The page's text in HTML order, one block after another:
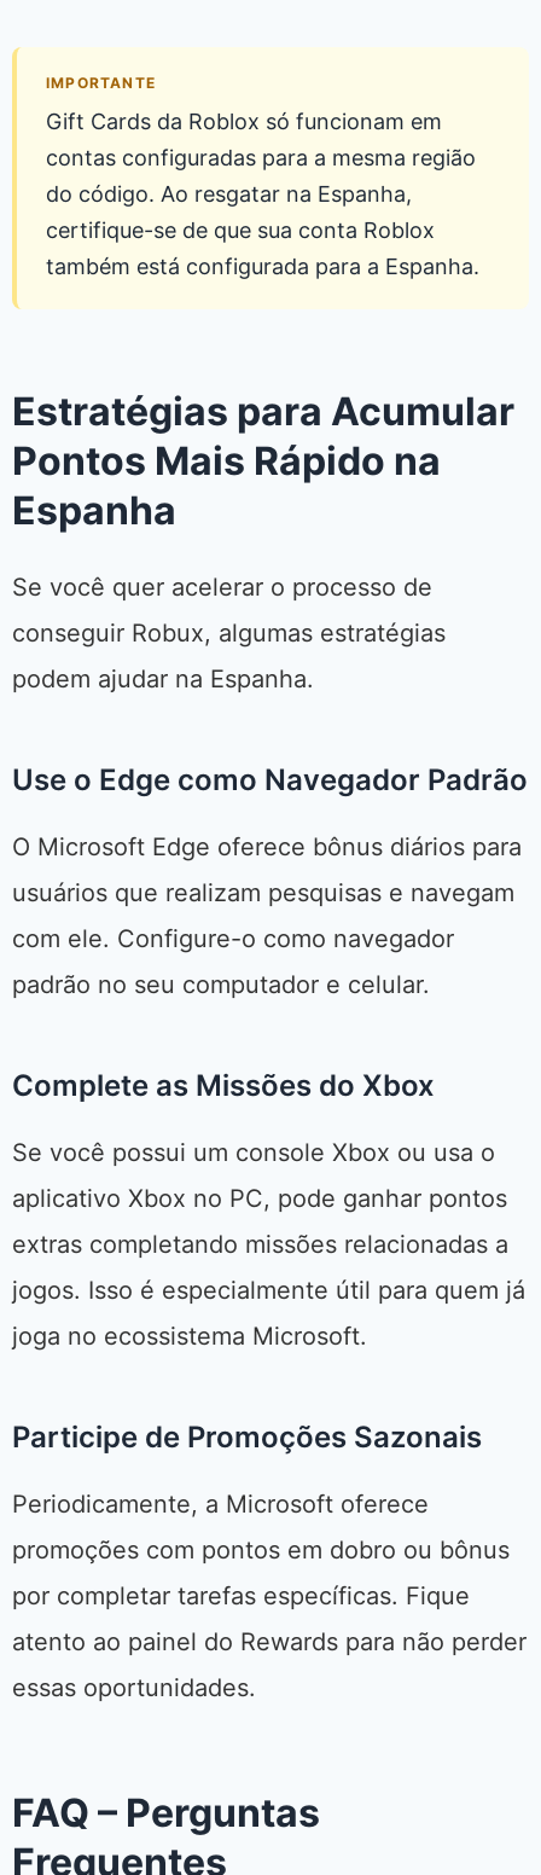
IMPORTANTE
Gift Cards da Roblox só funcionam em
contas configuradas para a mesma região
do código. Ao resgatar na Espanha,
certifique-se de que sua conta Roblox
também está configurada para a Espanha.
Estratégias para Acumular
Pontos Mais Rápido na
Espanha
Se você quer acelerar o processo de
conseguir Robux, algumas estratégias
podem ajudar na Espanha.
Use o Edge como Navegador Padrão
O Microsoft Edge oferece bônus diários para
usuários que realizam pesquisas e navegam
com ele. Configure-o como navegador
padrão no seu computador e celular.
Complete as Missões do Xbox
Se você possui um console Xbox ou usa o
aplicativo Xbox no PC, pode ganhar pontos
extras completando missões relacionadas a
jogos. Isso é especialmente útil para quem já
joga no ecossistema Microsoft.
Participe de Promoções Sazonais
Periodicamente, a Microsoft oferece
promoções com pontos em dobro ou bônus
por completar tarefas específicas. Fique
atento ao painel do Rewards para não perder
essas oportunidades.
FAQ – Perguntas
Frequentes